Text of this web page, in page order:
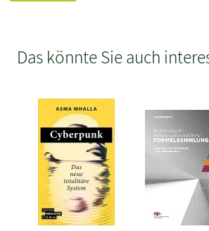
Das könnte Sie auch